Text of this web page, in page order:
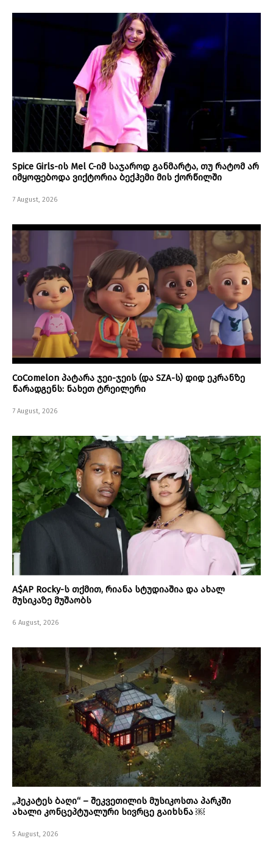
Spice Girls-ის Mel C-იმ საჯაროდ განმარტა, თუ რატომ არ
იმყოფებოდა ვიქტორია ბექჰემი მის ქორწილში
7 August, 2026
CoComelon პატარა ჯეი-ჯეის (და SZA-ს) დიდ ეკრანზე
წარადგენს: ნახეთ ტრეილერი
7 August, 2026
A$AP Rocky-ს თქმით, რიანა სტუდიაშია და ახალ
მუსიკაზე მუშაობს
6 August, 2026
„ჰეკატეს ბაღი“ – შეკვეთილის მუსიკოსთა პარკში
ახალი კონცეპტუალური სივრცე გაიხსნა ￼
5 August, 2026